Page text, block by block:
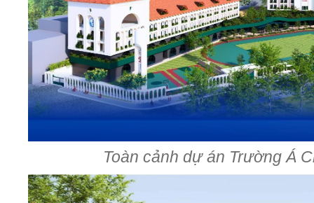
Toàn cảnh dự án Trường Á